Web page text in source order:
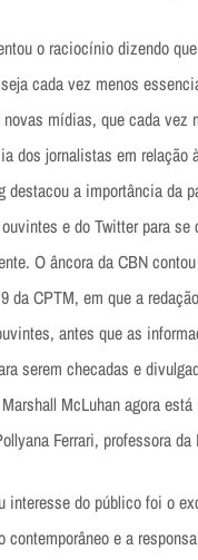
o raciocínio dizendo
cada vez menos
novas mídias, que cada vez
dos jornalistas em relação
destacou a importância da
e do Twitter para se
O âncora da CBN
da CPTM, em que a
antes que as
serem checadas e
McLuhan agora está
Ferrari, professora da
interesse do público foi o
contemporâneo e a